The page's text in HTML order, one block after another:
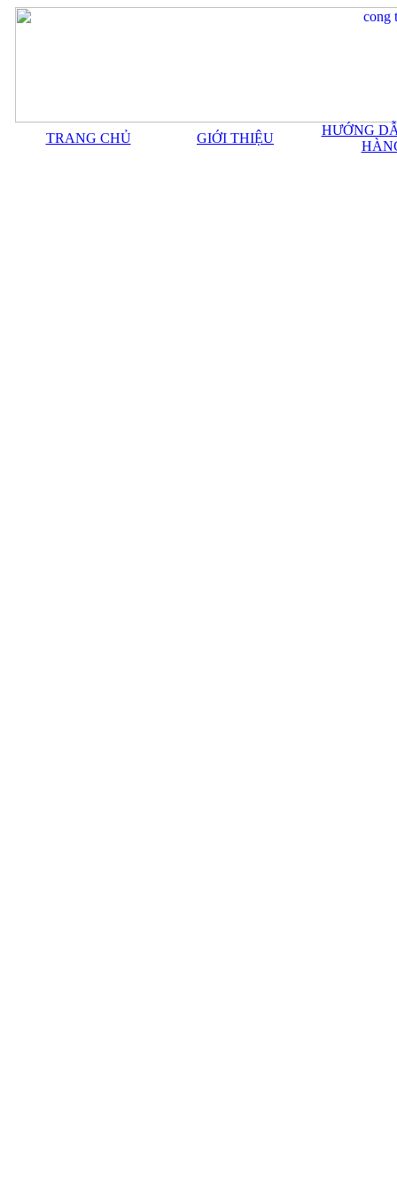
TRANG CHỦ GIỚI THIỆU
HƯỚNG